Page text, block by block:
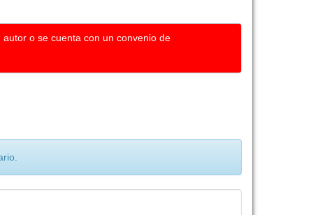
o se cuenta con un convenio de